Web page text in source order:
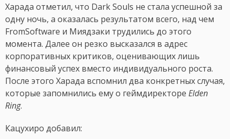
Харада отметил, что Dark Souls не стала успешной за
одну ночь, а оказалась результатом всего, над чем
FromSoftware и Миядзаки трудились до этого
момента. Далее он резко высказался в адрес
корпоративных критиков, оценивающих лишь
финансовый успех вместо индивидуального роста.
После этого Харада вспомнил два конкретных случая,
которые запомнились ему о геймдиректоре Elden
Ring.
Кацухиро добавил: